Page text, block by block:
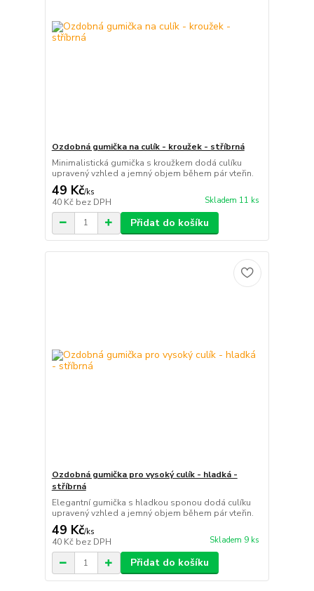
Ozdobná gumička na culík - kroužek - stříbrná
Minimalistická gumička s kroužkem dodá culíku
upravený vzhled a jemný objem během pár vteřin.
49 Kč/ks
40 Kč bez DPH Skladem 11 ks
Přidat do košíku
Ozdobná gumička pro vysoký culík - hladká -
stříbrná
Elegantní gumička s hladkou sponou dodá culíku
upravený vzhled a jemný objem během pár vteřin.
49 Kč/ks
40 Kč bez DPH Skladem 9 ks
Přidat do košíku